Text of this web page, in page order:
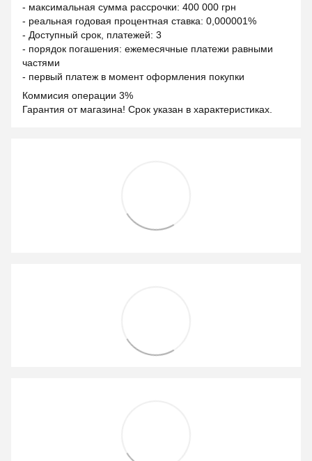
- максимальная сумма рассрочки: 400 000 грн
- реальная годовая процентная ставка: 0,000001%
- Доступный срок, платежей: 3
- порядок погашения: ежемесячные платежи равными
частями
- первый платеж в момент оформления покупки
Коммисия операции 3%
Гарантия от магазина! Срок указан в характеристиках.